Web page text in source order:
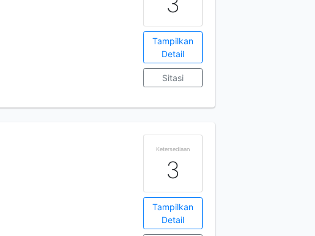
Tampilkan
Detail
Sitasi
Ketersediaan
3
Tampilkan
Detail